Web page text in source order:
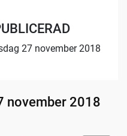
27 november 2018
november 2018